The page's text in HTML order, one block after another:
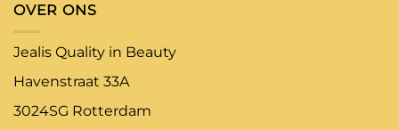
Deze
optie
kan
gekozen
op
OVER ONS
Jealis Quality in Beauty
Havenstraat 33A
3024SG Rotterdam